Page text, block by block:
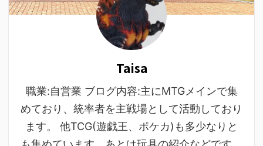
Taisa
職業:自営業 ブログ内容:主にMTGメインで集
めており、統率者を主戦場として活動しており
ます。 他TCG(遊戯王、ポケカ)も多少なりと